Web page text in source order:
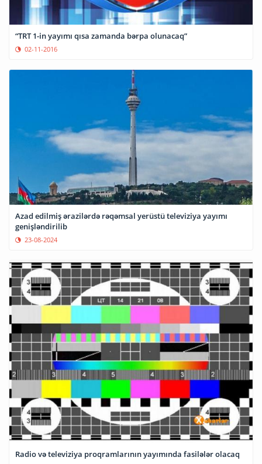
“TRT 1-in yayımı qısa zamanda bərpa olunacaq”
02-11-2016
Azad edilmiş ərazilərdə rəqəmsal yerüstü televiziya yayımı
genişləndirilib
23-08-2024
Radio və televiziya proqramlarının yayımında fasilələr olacaq